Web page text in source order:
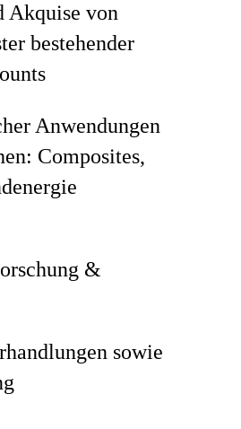
Akquise von
bestehender
Anwendungen
Composites,
&
sowie